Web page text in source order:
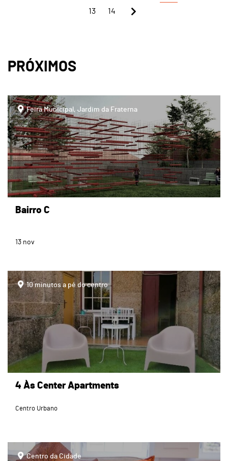
13 14
PRÓXIMOS
page
Feira Municipal, Jardim da Fraterna
Bairro C
13 nov
page
10 minutos a pé do centro
4 Às Center Apartments
Centro Urbano
page
Centro da Cidade